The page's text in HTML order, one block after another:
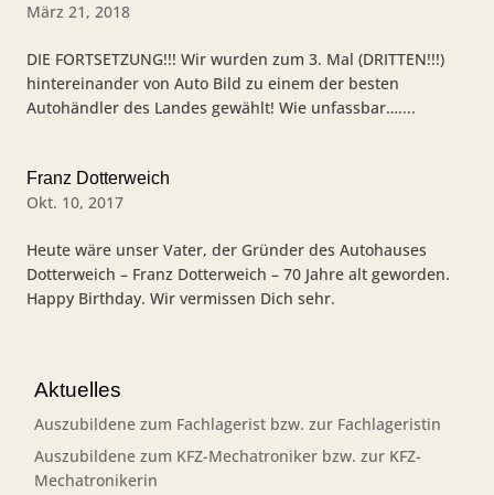
März 21, 2018
DIE FORTSETZUNG!!! Wir wurden zum 3. Mal (DRITTEN!!!)
hintereinander von Auto Bild zu einem der besten
Autohändler des Landes gewählt! Wie unfassbar…....
Franz Dotterweich
Okt. 10, 2017
Heute wäre unser Vater, der Gründer des Autohauses
Dotterweich – Franz Dotterweich – 70 Jahre alt geworden.
Happy Birthday. Wir vermissen Dich sehr.
Aktuelles
Auszubildene zum Fachlagerist bzw. zur Fachlageristin
Auszubildene zum KFZ-Mechatroniker bzw. zur KFZ-
Mechatronikerin